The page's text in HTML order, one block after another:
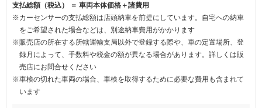
支払総額（税込） ＝ 車両本体価格＋諸費用
※カーセンサーの支払総額は店頭納車を前提にしています。自宅への納車
をご希望された場合などは、別途納車費用がかかります
※販売店の所在する所轄運輸支局以外で登録する際や、車の定置場所、登
録月によって、手数料や税金の額が異なる場合があります。詳しくは販
売店にお問合せください
※車検の切れた車両の場合、車検を取得するために必要な費用も含まれて
います